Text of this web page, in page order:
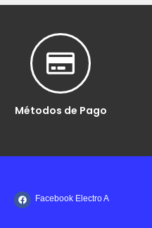
Métodos de Pago
Facebook Electro A